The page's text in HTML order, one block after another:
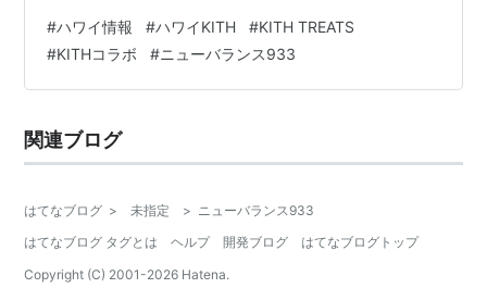
そして、またこちらも。息子のお嫁さんに購入。サイズ
は23.5cm。 ハワイでは日本ほどKITHの知名度は低いら
しく、購入者は観光客がほとんどのようです。まだまだ
TREATSでアイスクリームを食べました😋 オーダーはカ
ップア…
#ハワイ情報 #ハワイKITH #KITH TREATS
#KITHコラボ #ニューバランス933
関連ブログ
はてなブログ > 未指定 > ニューバランス933
はてなブログ タグとは
ヘルプ 開発ブログ
はてなブログトップ
Copyright (C) 2001-2026 Hatena.